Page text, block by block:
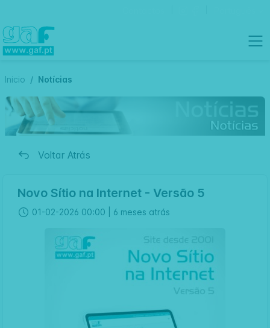
Inicio Notícias
Voltar Atrás
Novo Sítio na Internet - Versão 5
01-02-2026 00:00 | 6 meses atrás